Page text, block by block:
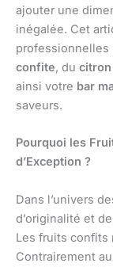
ajouter une
inégalée. Cet
professionnelles
confite, du
ainsi votre bar
saveurs.
Pourquoi les
d’Exception ?
Dans l’univers
d’originalité et
Les fruits confits
Contrairement